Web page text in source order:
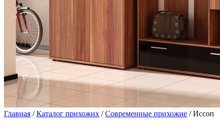
Главная /Каталог прихожих /Современные прихожие / Иссоп